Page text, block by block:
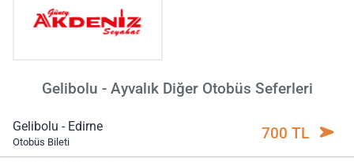
Gelibolu - Ayvalık Diğer Otobüs Seferleri
Gelibolu - Edirne
Otobüs Bileti 700 TL